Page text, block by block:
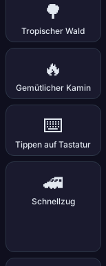
🌳
Tropischer Wald
🔥
Gemütlicher Kamin
⌨️
Tippen auf Tastatur
🚄
Schnellzug